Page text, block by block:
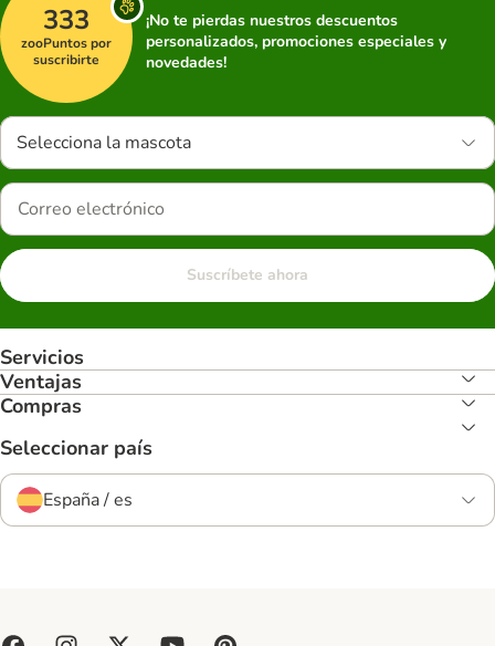
333
zooPuntos por
suscribirte
¡No te pierdas nuestros descuentos
personalizados, promociones especiales y
novedades!
Selecciona la mascota
Suscríbete ahora
Servicios
Ventajas
Compras
Seleccionar país
España / es